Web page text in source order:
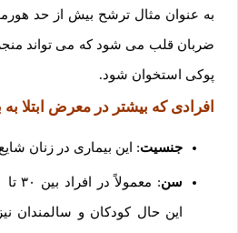
به عنوان مثال ترشح بیش از حد
ضربان قلب می شود که می تواند
پوکی استخوان شود.
افرادی که بیشتر در معرض ابتلا
جنسیت: این بیماری در زنان
سن
این حال کودکان و سالمندان